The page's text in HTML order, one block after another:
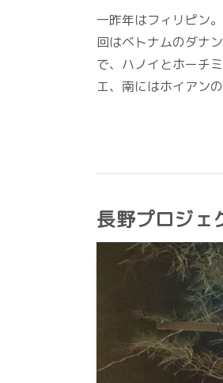
一昨年はフィリピン
回はベトナムのダナ
で、ハノイとホーチ
エ、南にはホイアン
長野プロジェ